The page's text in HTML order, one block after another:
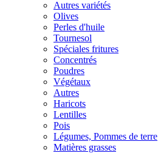
Autres variétés
Olives
Perles d'huile
Tournesol
Spéciales fritures
Concentrés
Poudres
Végétaux
Autres
Haricots
Lentilles
Pois
Légumes, Pommes de terre
Matières grasses